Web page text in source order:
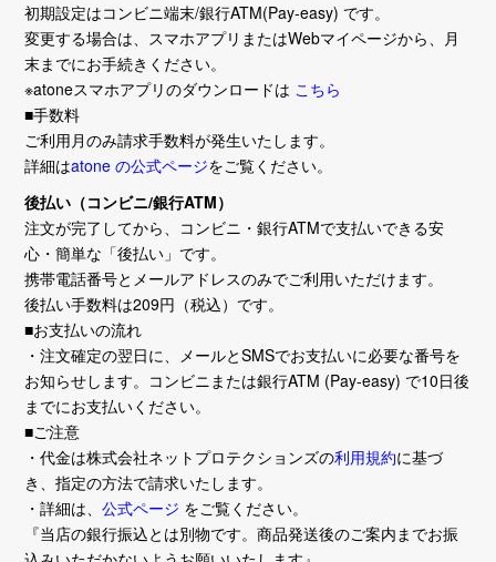
初期設定はコンビニ端末/銀行ATM(Pay-easy) です。
変更する場合は、スマホアプリまたはWebマイページから、月
末までにお手続きください。
※atoneスマホアプリのダウンロードは こちら
■手数料
ご利用月のみ請求手数料が発生いたします。
詳細はatone の公式ページをご覧ください。
後払い（コンビニ/銀行ATM）
注文が完了してから、コンビニ・銀行ATMで支払いできる安
心・簡単な「後払い」です。
携帯電話番号とメールアドレスのみでご利用いただけます。
後払い手数料は209円（税込）です。
■お支払いの流れ
・注文確定の翌日に、メールとSMSでお支払いに必要な番号を
お知らせします。コンビニまたは銀行ATM (Pay-easy) で10日後
までにお支払いください。
■ご注意
・代金は株式会社ネットプロテクションズの利用規約に基づ
き、指定の方法で請求いたします。
・詳細は、公式ページ をご覧ください。
『当店の銀行振込とは別物です。商品発送後のご案内までお振